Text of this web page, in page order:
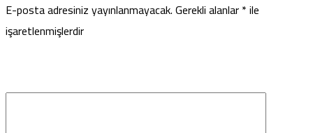
E-posta adresiniz yayınlanmayacak.Gerekli alanlar*ile
işaretlenmişlerdir